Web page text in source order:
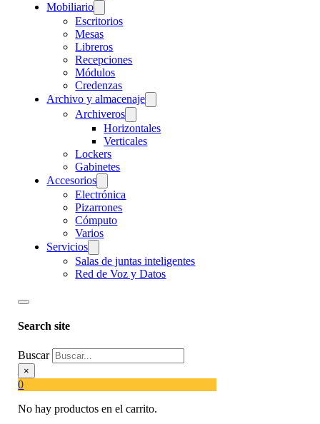
Mobiliario
Escritorios
Mesas
Libreros
Recepciones
Módulos
Credenzas
Archivo y almacenaje
Archiveros
Horizontales
Verticales
Lockers
Gabinetes
Accesorios
Electrónica
Pizarrones
Cómputo
Varios
Servicios
Salas de juntas inteligentes
Red de Voz y Datos
Search site
Buscar
×
0
No hay productos en el carrito.